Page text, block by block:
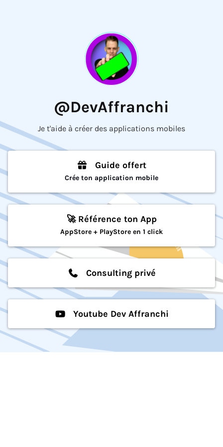
@DevAffranchi
Je t'aide à créer des applications mobiles
Guide offert
Crée ton application mobile
🚀 Référence ton App
AppStore + PlayStore en 1 click
Consulting privé
Youtube Dev Affranchi